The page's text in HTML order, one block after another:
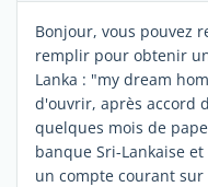
Bonjour, vous pouvez
remplir pour obtenir
Lanka : "my dream
d'ouvrir, après accord
quelques mois de
banque Sri-Lankaise
un compte courant